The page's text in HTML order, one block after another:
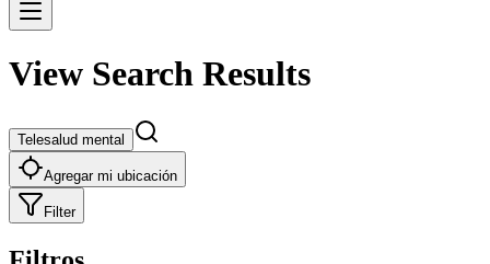
View Search Results
Telesalud mental
Agregar mi ubicación
Filter